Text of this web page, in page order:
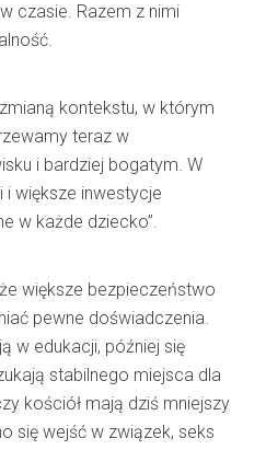
czasie. Razem z nimi
kontekstu, w którym
teraz w
i bardziej bogatym. W
i większe inwestycje
w każde dziecko”.
większe bezpieczeństwo
pewne doświadczenia.
w edukacji, później się
stabilnego miejsca dla
kościół mają dziś mniejszy
się wejść w związek, seks